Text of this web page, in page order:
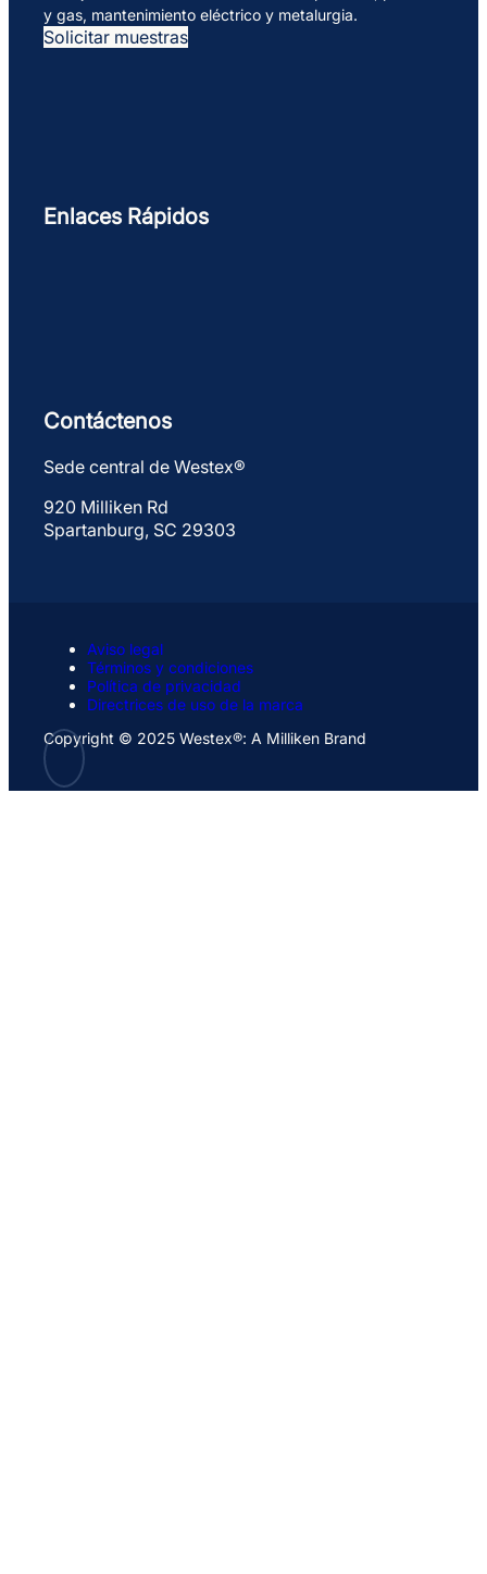
y gas, mantenimiento eléctrico y metalurgia.
Solicitar muestras
Enlaces Rápidos
Contáctenos
Sede central de Westex®
920 Milliken Rd
Spartanburg, SC 29303
Aviso legal
Términos y condiciones
Política de privacidad
Directrices de uso de la marca
Copyright © 2025 Westex®: A Milliken Brand